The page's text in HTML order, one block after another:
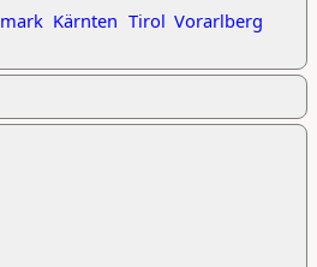
Kärnten Tirol Vorarlberg